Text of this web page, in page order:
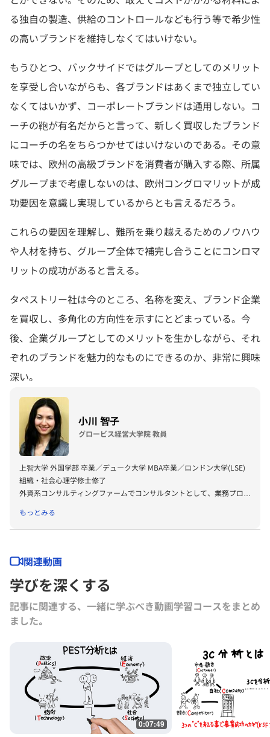
る独自の製造、供給のコントロールなども行う等で希少性
の高いブランドを維持しなくてはいけない。
もうひとつ、バックサイドではグループとしてのメリット
を享受し合いながらも、各ブランドはあくまで独立してい
なくてはいかず、コーポレートブランドは通用しない。コ
ーチの鞄が有名だからと言って、新しく買収したブランド
にコーチの名をちらつかせてはいけないのである。その意
味では、欧州の高級ブランドを消費者が購入する際、 所属
グループまで考慮しないのは、 欧州コングロマリットが成
功要因を意識し実現しているからとも言えるだろう。
これらの要因を理解し、難所を乗り越えるためのノウハウ
や人材を持ち、グループ全体で補完し合うことにコンロマ
リットの成功があると言える。
タペストリー社は今のところ、名称を変え、 ブランド企業
を買収し、多角化の方向性を示すにとどまっている。 今
後、企業グループとしてのメリットを生かしながら、 それ
ぞれのブランドを魅力的なものにできるのか、 非常に興味
深い。
小川 智子
グロービス経営大学院 教員
上智大学 外国学部 卒業／デューク大学 MBA卒業／ロンドン大学(LSE)
組織・社会心理学修士修了
外資系コンサルティングファームでコンサルタントとして、業務プロセ
て、新規市場開拓を担う営業・マーケティング部門の立上やM＆A統合
プロジェクトに携わる。その後グロービスに入社し、グロービス経営大
ィング責任者となる。現在では、グロービス経営大学院教員として、デ
ジタルテクノロジーを活用した変革・事業創造分野の研究や講師登壇を
行っている。
もっとみる
関連動画
学びを深くする
記事に関連する、一緒に学ぶべき動画学習コースをまとめ
ました｡
0:07:49